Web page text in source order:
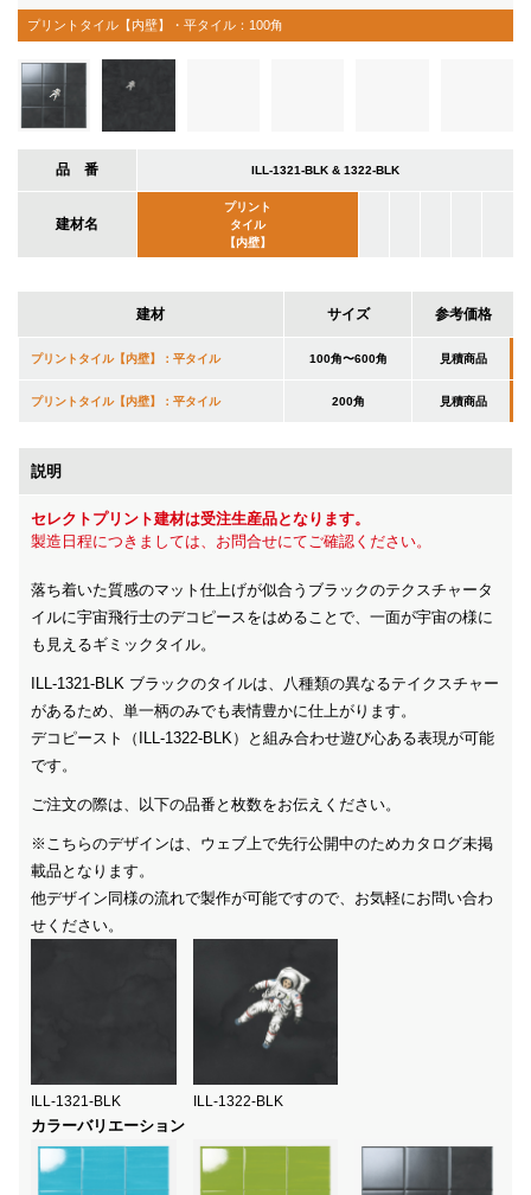
プリントタイル【内壁】・平タイル：100角
品 番 ILL-1321-BLK & 1322-BLK
建材名
プリント
タイル
【内壁】
建材 サイズ 参考価格
プリントタイル【内壁】：平タイル 100角〜600角 見積商品
プリントタイル【内壁】：平タイル 200角 見積商品
説明
セレクトプリント建材は受注生産品となります。
製造日程につきましては、お問合せにてご確認ください。
落ち着いた質感のマット仕上げが似合うブラックのテクスチャータ
イルに宇宙飛行士のデコピースをはめることで、一面が宇宙の様に
も見えるギミックタイル。
ILL-1321-BLK ブラックのタイルは、八種類の異なるテイクスチャー
があるため、単一柄のみでも表情豊かに仕上がります。
デコピースト（ILL-1322-BLK）と組み合わせ遊び心ある表現が可能
です。
ご注文の際は、以下の品番と枚数をお伝えください。
※こちらのデザインは、ウェブ上で先行公開中のためカタログ未掲
載品となります。
他デザイン同様の流れで製作が可能ですので、お気軽にお問い合わ
せください。
ILL-1321-BLK ILL-1322-BLK
カラーバリエーション